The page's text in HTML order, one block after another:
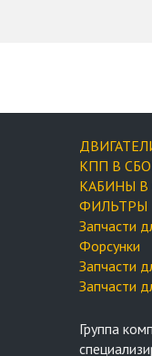
КПП В
КАБИНЫ В
ФИЛЬТРЫ
Запчасти
Форсунки
Запчасти
Запчасти
Группа